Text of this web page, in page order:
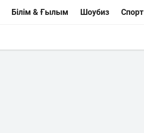
Білім & Ғылым Шоубиз Спорт